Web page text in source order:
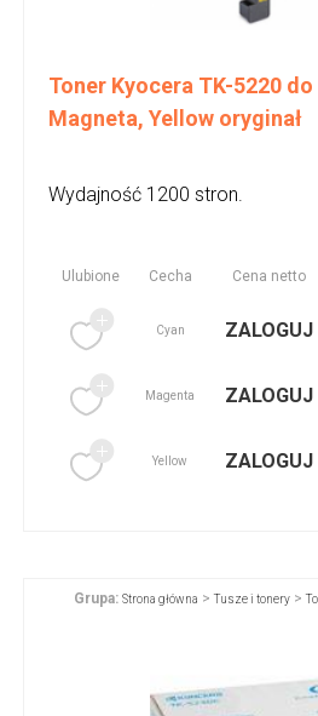
Toner Kyocera TK-5220
Magneta, Yellow oryginał
Wydajność 1200 stron.
Ulubione Cecha Cena netto
Cyan ZALOGUJ
Magenta ZALOGUJ
Yellow ZALOGUJ
Grupa: Strona główna >Tusze i tonery>